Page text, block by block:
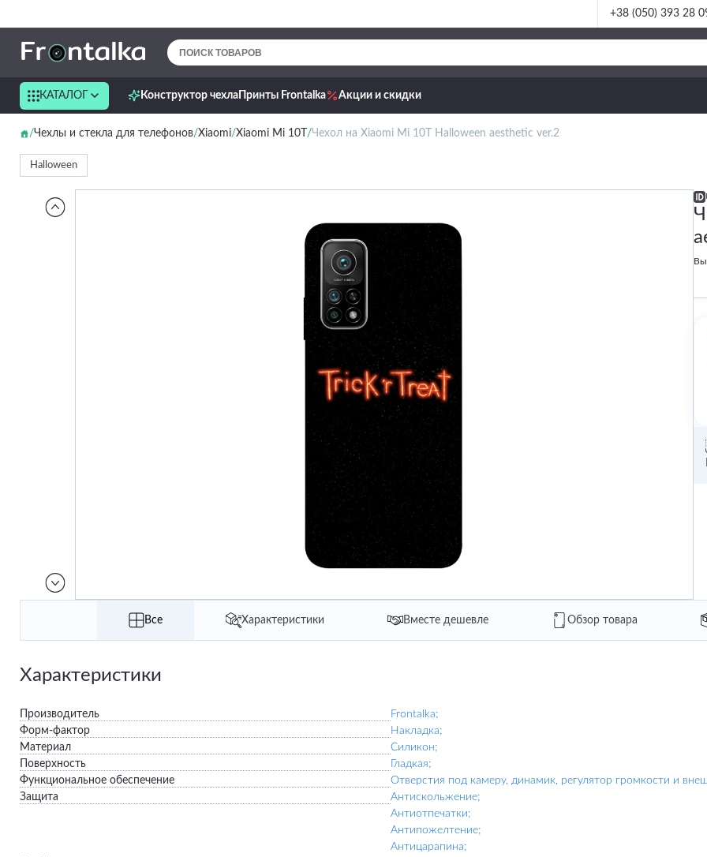
+38 (050) 393 28
КАТАЛОГ Конструктор чехла Принты Frontalka Акции и скидки
Чехлы и стекла для телефонов Xiaomi Xiaomi Mi 10T Чехол на Xiaomi Mi 10T Halloween aesthetic ver.2
Halloween
Все Характеристики Вместе дешевле Обзор товара
Характеристики
Производитель
Frontalka;
Форм-фактор
Накладка;
Материал
Силикон;
Поверхность
Гладкая;
Функциональное обеспечение
Отверстия под камеру, динамик, регулятор громкости и
Защита
Антискольжение;
Антиотпечатки;
Антипожелтение;
Антицарапина;